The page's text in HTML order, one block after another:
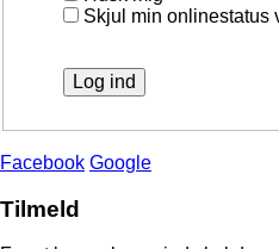
Skjul min onlinestatus
Facebook Google
Tilmeld